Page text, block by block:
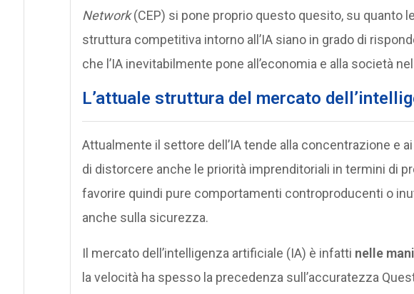
Network(CEP) si pone proprio questo quesito, su quanto
struttura competitiva intorno all’IA siano in grado di
che l’IA inevitabilmente pone all’economia e alla società
L’attuale struttura del mercato
Attualmente il settore dell’IA tende alla concentrazione e
di distorcere anche le priorità imprenditoriali in termini di
favorire quindi pure comportamenti controproducenti o
anche sulla sicurezza.
Il mercato dell’intelligenza artificiale (IA) è infatti nelle
la velocità ha spesso la precedenza sull’accuratezza